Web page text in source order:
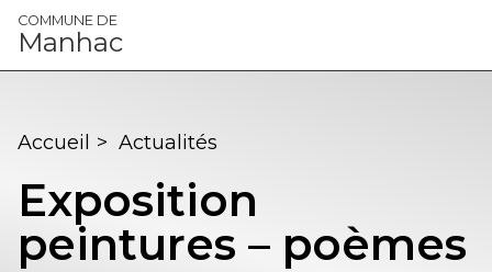
Panneau de gestion des cookies
COMMUNE DE
Manhac
Accueil > Actualités
Exposition
peintures – poèmes